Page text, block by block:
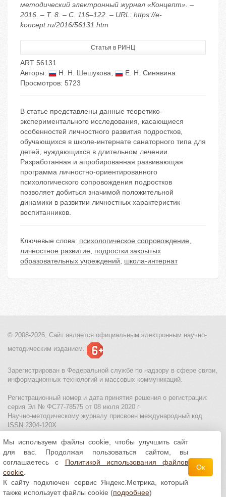
методический электронный журнал «Концепт». –
2016. – Т. 8. – С. 116–122. – URL: https://e-
koncept.ru/2016/56131.htm
Статья в РИНЦ
ART 56131
Авторы:
Н. Н. Шешукова,
Е. Н. Синявина
Просмотров: 5723
В статье представлены данные теоретико-
экспериментального исследования, касающиеся
особенностей личностного развития подростков,
обучающихся в школе-интернате санаторного типа для
детей, нуждающихся в длительном лечении.
Разработанная и апробированная развивающая
программа личностно-ориентированного
психологического сопровождения подростков
позволяет добиться значимой положительной
динамики в развитии личностных характеристик
воспитанников.
Ключевые слова: психологическое сопровождение,
личностное развитие, подростки закрытых
образовательных учреждений, школа-интернат
© 2008-2026, Сайт является официальным электронным научно-
методическим изданием.
Зарегистрирован в Федеральной службе по надзору в сфере связи,
информационных технологий и массовых коммуникаций.
Регистрационный номер и дата принятия решения о регистрации:
серия Эл № ФС77-78575 от 08 июля 2020 г
Научно-методическому журналу присвоен международный код
ISSN 2304-120X
МЦИТО|Школьные олимпиады и онлайн конкурсы для детей
Политика использования файлов cookie| Политика обработки и
защиты персональных данных
Все материалы доступны полицензии Creative
Commons С указанием авторства 4.0 Всемирная
Мы используем файлы cookie, чтобы улучшить сайт
для вас. Продолжая пользоваться сайтом, вы
соглашаетесь с Политикой использования файлов
cookie
К сайту подключен сервис Яндекс.Метрика, который
также использует файлы cookie (подробнее)
Ок